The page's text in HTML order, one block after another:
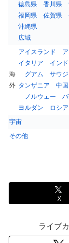
徳島県
香川県
福岡県
佐賀県
沖縄県
広域
海
外
アイスランド
イタリア
イン
グアム
サウ
タンザニア
中国
ノルウェー
ヨルダン
ロシア
宇宙
その他
X
ライブ